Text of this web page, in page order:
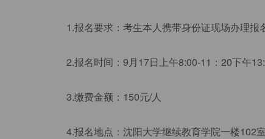
1.报名要求：考生本人携带身份证现场办理报
2.报名时间：9月17日上午8:00-11：20下午
3.缴费金额：150元/人
4.报名地点：沈阳大学继续教育学院一楼102